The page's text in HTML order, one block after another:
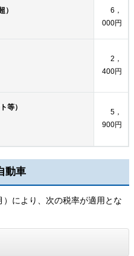
6，
000円
2，
400円
等）
5，
900円
動車
により、次の税率が適用とな